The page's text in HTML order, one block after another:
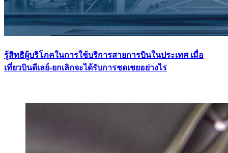
รู้สิทธิผู้บริโภคในการใช้บริการสายการบินในประเทศ เมื่อ
เที่ยวบินดีเลย์-ยกเลิกจะได้รับการชดเชยอย่างไร